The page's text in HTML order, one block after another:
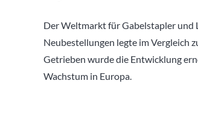
Der Weltmarkt für Gabelstapler und
Neubestellungen legte im Vergleich
Getrieben wurde die Entwicklung
Wachstum in Europa.